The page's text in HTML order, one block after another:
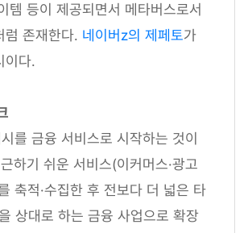
템 등이 제공되면서 메타버스로서
럼 존재한다. 네이버z의 제페토가
이다.
를 금융 서비스로 시작하는 것이
하기 쉬운 서비스(이커머스·광고
축적·수집한 후 전보다 더 넓은 타
상대로 하는 금융 사업으로 확장